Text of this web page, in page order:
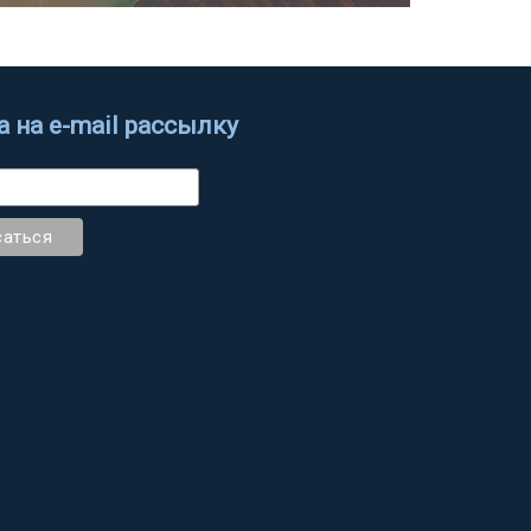
на e-mail рассылку